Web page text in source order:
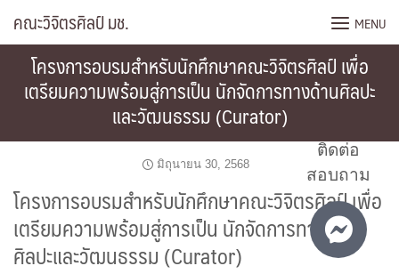
content
คณะวิจิตรศิลป์ มช. MENU
โครงการอบรมสำหรับนักศึกษาคณะวิจิตรศิลป์ เพื่อ
เตรียมความพร้อมสู่การเป็น นักจัดการทางด้านศิลปะ
และวัฒนธรรม (Curator)
มิถุนายน 30, 2568
โครงการอบรมสำหรับนักศึกษาคณะวิจิตรศิลป์ เพื่อ
เตรียมความพร้อมสู่การเป็น นักจัดการทางด้าน
ศิลปะและวัฒนธรรม (Curator)
ติดต่อ
สอบถาม